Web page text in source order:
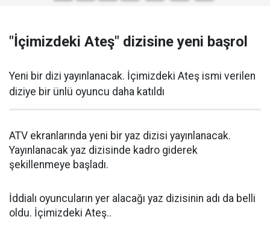
"İçimizdeki Ateş" dizisine yeni başrol
Yeni bir dizi yayınlanacak. İçimizdeki Ateş ismi verilen
diziye bir ünlü oyuncu daha katıldı
ATV ekranlarında yeni bir yaz dizisi yayınlanacak.
Yayınlanacak yaz dizisinde kadro giderek
şekillenmeye başladı.
İddialı oyuncuların yer alacağı yaz dizisinin adı da belli
oldu. İçimizdeki Ateş..